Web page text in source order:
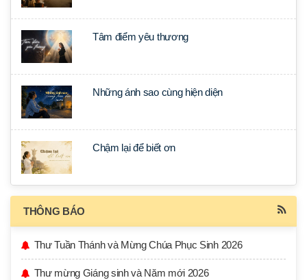
Tâm điểm yêu thương
Những ánh sao cùng hiện diện
Chậm lại để biết ơn
THÔNG BÁO
Thư Tuần Thánh và Mừng Chúa Phục Sinh 2026
Thư mừng Giáng sinh và Năm mới 2026